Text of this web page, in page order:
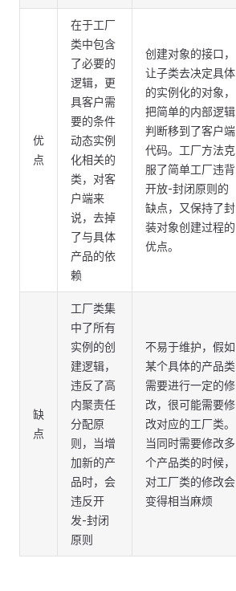
优
点
在于工厂
类中包含
了必要的
逻辑，更
具客户需
要的条件
动态实例
化相关的
类，对客
户端来
说，去掉
了与具体
产品的依
赖
创建对象的接口，
让子类去决定具体
的实例化的对象，
把简单的内部逻辑
判断移到了客户端
代码。工厂方法克
服了简单工厂违背
开放-封闭原则的
缺点，又保持了封
装对象创建过程的
优点。
缺
点
工厂类集
中了所有
实例的创
建逻辑，
违反了高
内聚责任
分配原
则，当增
加新的产
品时，会
违反开
发-封闭
原则
不易于维护，假如
某个具体的产品类
需要进行一定的修
改，很可能需要修
改对应的工厂类。
当同时需要修改多
个产品类的时候，
对工厂类的修改会
变得相当麻烦